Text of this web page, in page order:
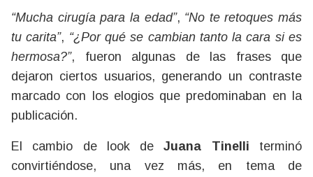
“Mucha cirugía para la edad”, “No te retoques más
tu carita”, “¿Por qué se cambian tanto la cara si es
hermosa?”, fueron algunas de las frases que
dejaron ciertos usuarios, generando un contraste
marcado con los elogios que predominaban en la
publicación.
El cambio de look deJuana Tinelli terminó
convirtiéndose, una vez más, en tema de